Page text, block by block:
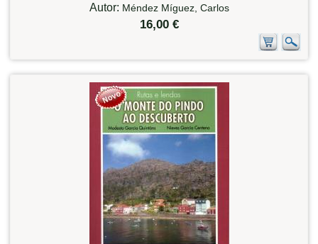
Autor: Méndez Míguez, Carlos
16,00 €